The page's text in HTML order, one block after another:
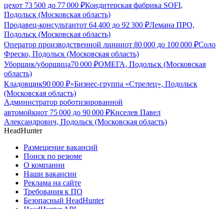
цехот 73 500 до 77 000 ₽Кондитерская фабрика SOFI,
Подольск (Московская область)
Продавец-консультантот 64 400 до 92 300 ₽Лемана ПРО,
Подольск (Московская область)
Оператор производственной линииот 80 000 до 100 000 ₽Соло
Фреско, Подольск (Московская область)
Уборщик/уборщица70 000 ₽ОМЕГА, Подольск (Московская
область)
Кладовщик90 000 ₽«Бизнес-группа «Стрелец», Подольск
(Московская область)
Администратор роботизированной
автомойкиот 75 000 до 90 000 ₽Киселев Павел
Александрович, Подольск (Московская область)
HeadHunter
Размещение вакансий
Поиск по резюме
О компании
Наши вакансии
Реклама на сайте
Требования к ПО
Безопасный HeadHunter